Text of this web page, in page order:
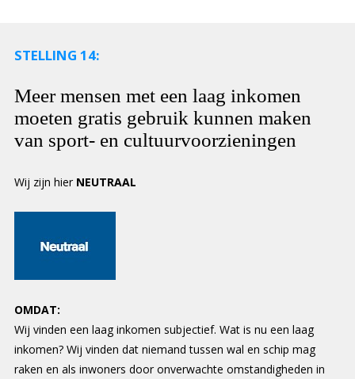
STELLING 14:
Meer mensen met een laag inkomen
moeten gratis gebruik kunnen maken
van sport- en cultuurvoorzieningen
Wij zijn hier NEUTRAAL
OMDAT:
Wij vinden een laag inkomen subjectief. Wat is nu een laag
inkomen? Wij vinden dat niemand tussen wal en schip mag
raken en als inwoners door onverwachte omstandigheden in